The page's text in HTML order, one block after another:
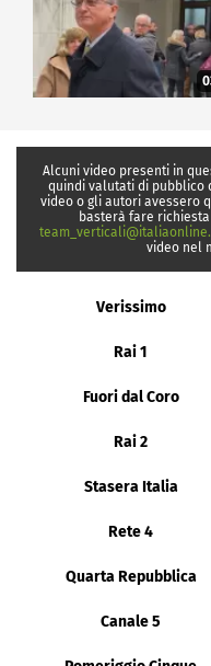
Alcuni video presenti in
quindi valutati di pubblico
video o gli autori avessero
basterà fare
video nel
Verissimo
Rai 1
Fuori dal Coro
Rai 2
Stasera Italia
Rete 4
Quarta Repubblica
Canale 5